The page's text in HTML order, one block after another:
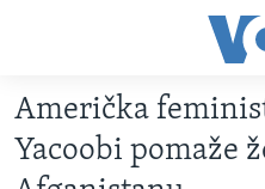
glavni
sadržaj
PređiVIDEO
Američka
Yacoobi pomaže